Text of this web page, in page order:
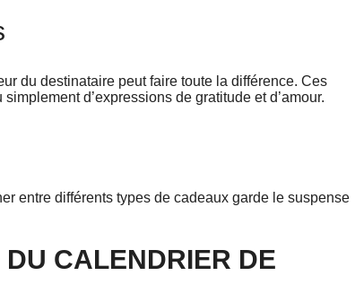
du destinataire peut faire toute la différence. Ces
d’expressions de gratitude et d’amour.
entre différents types de cadeaux garde le suspense
CALENDRIER DE